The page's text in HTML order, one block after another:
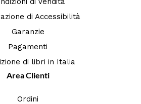
di Accessibilità
Garanzie
Pagamenti
di libri in Italia
Area Clienti
Ordini